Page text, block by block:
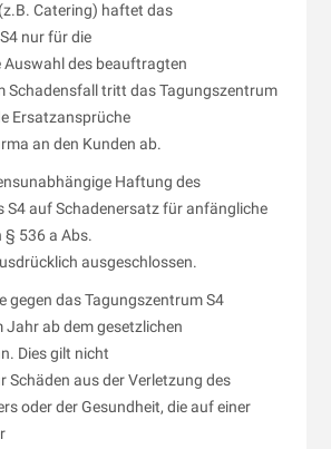
Catering) haftet das
nur für die
des beauftragten
Schadensfall tritt das Tagungszentrum
Ersatzansprüche
an den Kunden ab.
Haftung des
S4 auf Schadenersatz für anfängliche
§ 536 a Abs.
ausgeschlossen.
gegen das Tagungszentrum S4
Jahr ab dem gesetzlichen
Dies gilt nicht
Schäden aus der Verletzung des
oder der Gesundheit, die auf einer